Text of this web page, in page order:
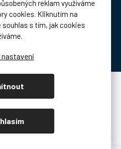
reklam využíváme
cookies. Kliknutím na
souhlas s tím, jak cookies
Shoptet Premium
. Všechna práva vyhrazena.
cookies